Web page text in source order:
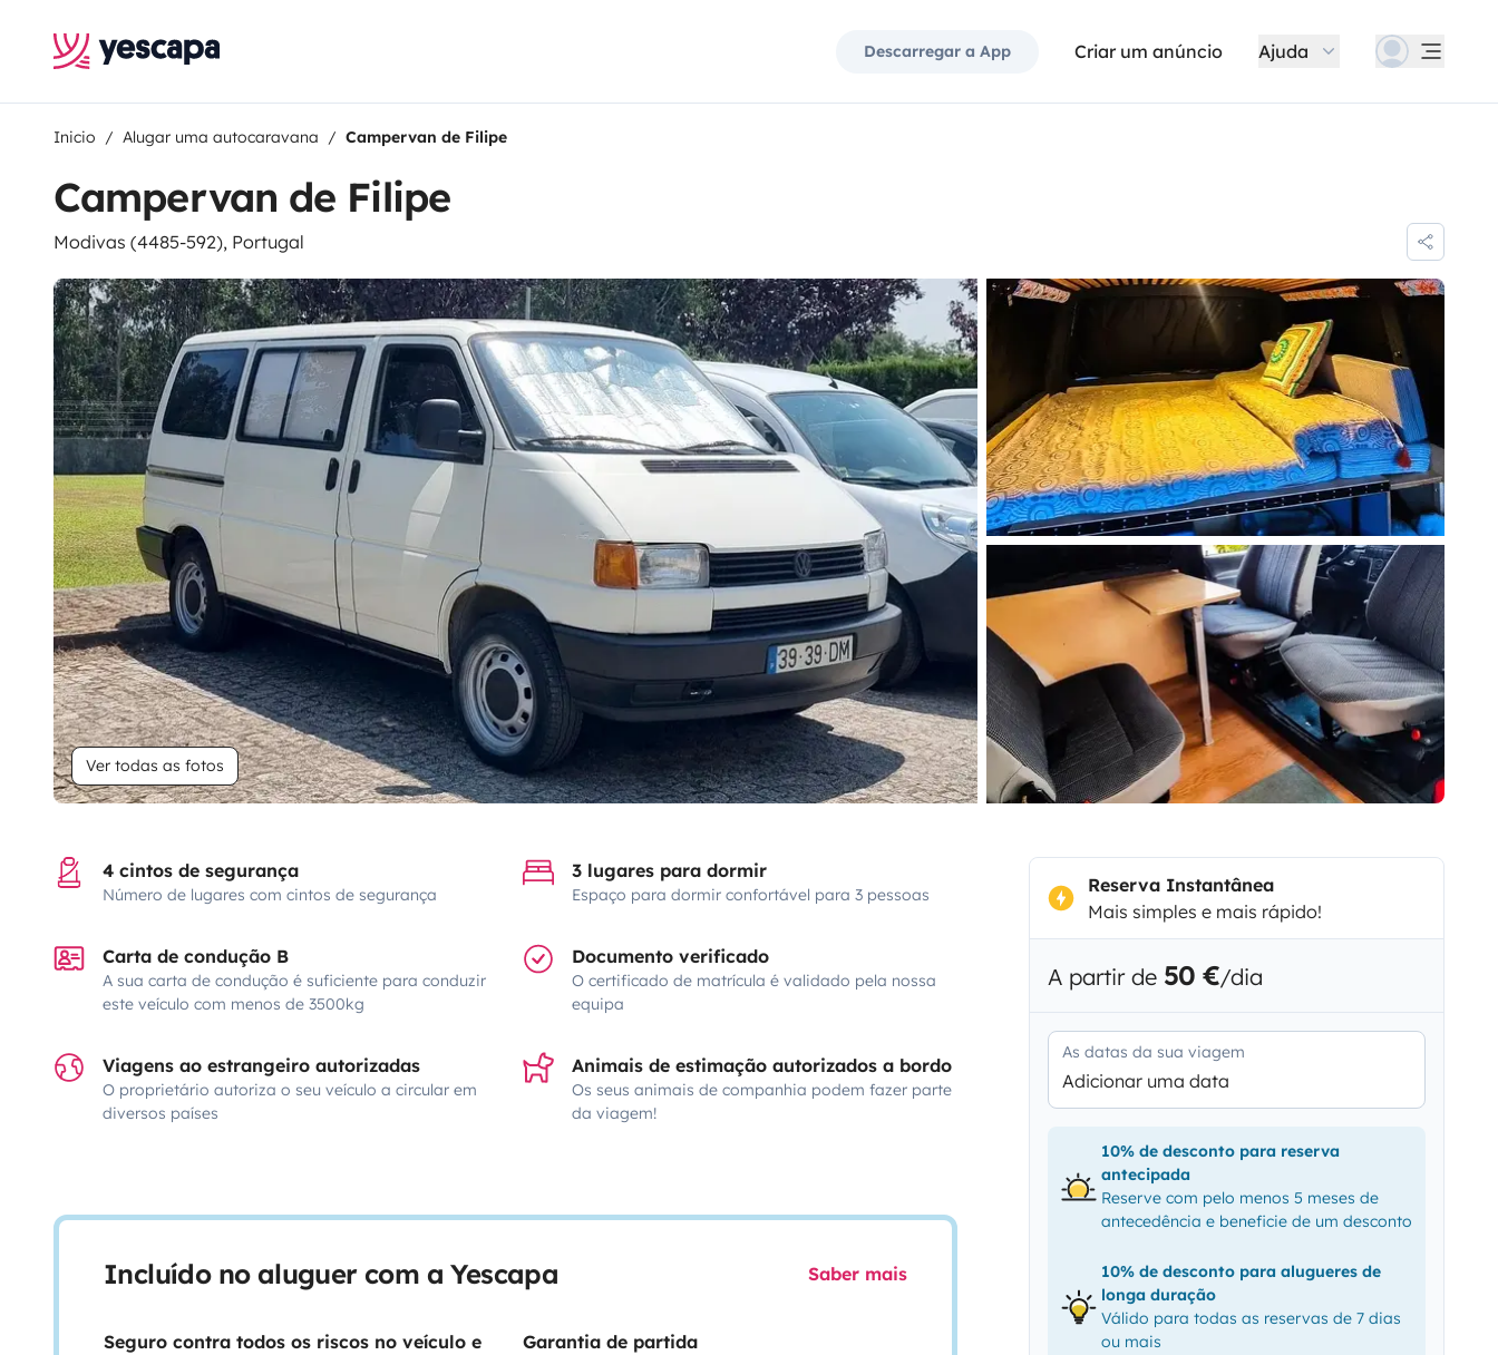
Descarregar a App Criar um anúncio Ajuda
Inicio Alugar uma autocaravana Campervan de Filipe
Campervan de Filipe
Modivas (4485-592), Portugal
Ver todas as fotos
4 cintos de segurança
Número de lugares com cintos de segurança
3 lugares para dormir
Espaço para dormir confortável para 3 pessoas
Carta de condução B
A sua carta de condução é suficiente para conduzir
este veículo com menos de 3500kg
Documento verificado
O certificado de matrícula é validado pela nossa
equipa
Viagens ao estrangeiro autorizadas
O proprietário autoriza o seu veículo a circular em
diversos países
Animais de estimação autorizados a bordo
Os seus animais de companhia podem fazer parte
da viagem!
Incluído no aluguer com a Yescapa Saber mais
Seguro contra todos os riscos no veículo e
Garantia de partida
Reserva Instantânea
Mais simples e mais rápido!
A partir de 50 €/dia
As datas da sua viagem
Adicionar uma data
10% de desconto para reserva
antecipada
Reserve com pelo menos 5 meses de
antecedência e beneficie de um desconto
10% de desconto para alugueres de
longa duração
Válido para todas as reservas de 7 dias
ou mais